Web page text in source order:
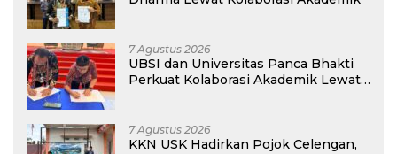
7 Agustus 2026
UBSI dan Universitas Panca Bhakti
Perkuat Kolaborasi Akademik Lewat
7 Agustus 2026
KKN USK Hadirkan Pojok Celengan,